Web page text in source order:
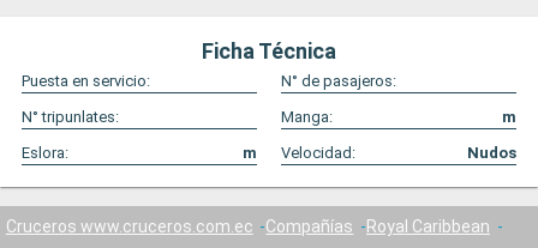
Ficha Técnica
Puesta en servicio:
N° de pasajeros:
N° tripunlates:
Manga:
m
Eslora:
m Velocidad: Nudos
Cruceros www.cruceros.com.ec Compañías
Royal Caribbean